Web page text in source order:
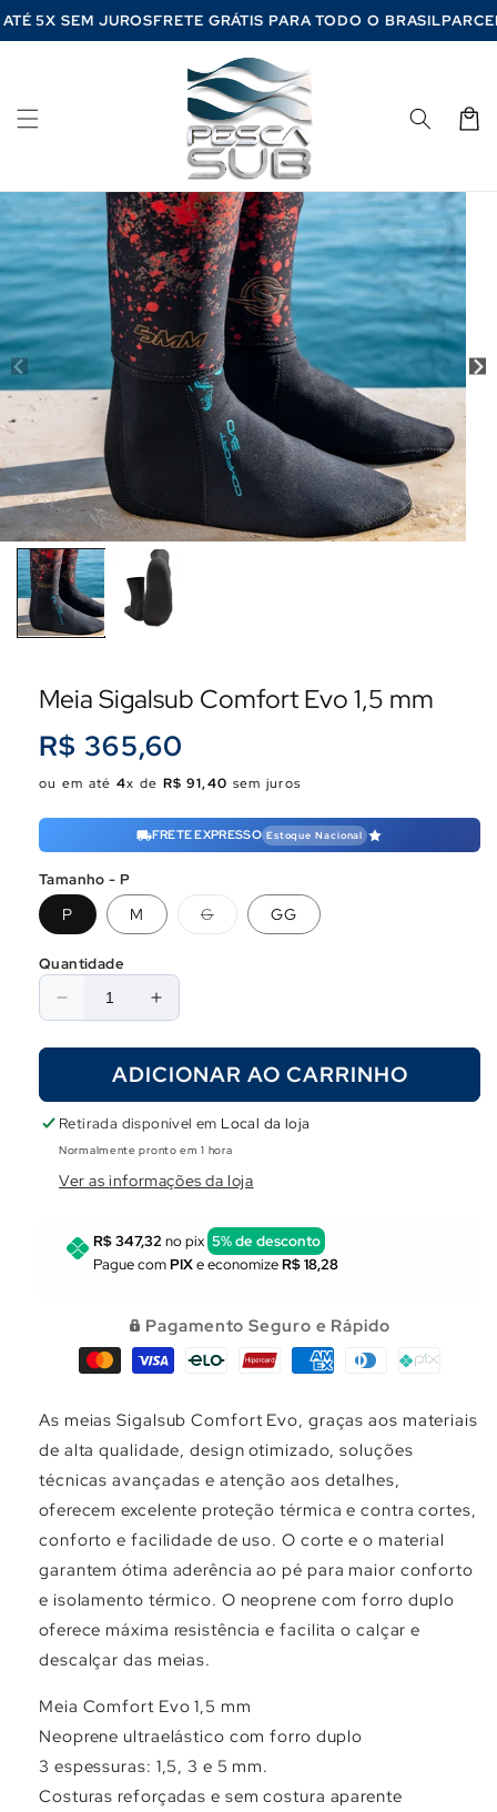
para o
conteúdo
ATÉ 5X SEM JUROSFRETE GRÁTIS PARA TODO O BRASIL
Pular para
informações
do produto
Meia Sigalsub Comfort Evo 1,5 mm
Preço
normal
R$ 365,60
ou em até 4x de R$ 91,40 sem juros
FRETE EXPRESSO Estoque Nacional
Tamanho - P
P M GVariante
esgotada
GG
Quantidade
Diminuir
quantidade
Meia
Sigalsub
Comfort
Evo
1,5
Aumentar
quantidade
de
Meia
Sigalsub
Comfort
Evo
1,5
ADICIONAR AO CARRINHO
Retirada disponível em Local da loja
Normalmente pronto em 1 hora
Ver as informações da loja
R$ 347,32 no pix 5% de desconto
Pague comPIXe economizeR$ 18,28
Pagamento Seguro e Rápido
As meias Sigalsub Comfort Evo, graças aos materiais
de alta qualidade, design otimizado, soluções
técnicas avançadas e atenção aos detalhes,
oferecem excelente proteção térmica e contra cortes,
conforto e facilidade de uso. O corte e o material
garantem ótima aderência ao pé para maior conforto
e isolamento térmico. O neoprene com forro duplo
oferece máxima resistência e facilita o calçar e
descalçar das meias.
Meia Comfort Evo 1,5 mm
Neoprene ultraelástico com forro duplo
3 espessuras: 1,5, 3 e 5 mm.
Costuras reforçadas e sem costura aparente